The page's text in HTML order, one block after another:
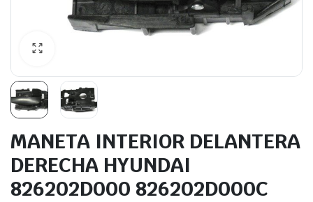
MANETA INTERIOR DELANTERA
DERECHA HYUNDAI
826202D000 826202D000C